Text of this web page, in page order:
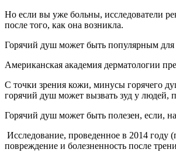
Но если вы уже больны, исследователи
после того, как она возникла.
Горячий душ может быть популярным для
Американская академия дерматологии
С точки зрения кожи, минусы горячего
горячий душ может вызвать зуд у людей,
Горячий душ может быть полезен, если,
Исследование, проведенное в 2014
повреждение и болезненность после